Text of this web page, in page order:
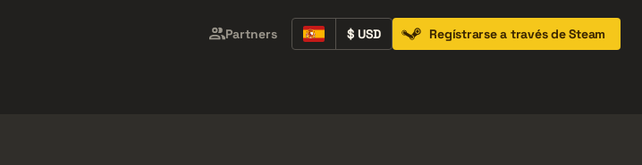
Partners $ USD Regístrarse a través de Steam